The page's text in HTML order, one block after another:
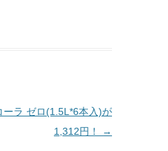
ーラ ゼロ(1.5L*6本入)が
1,312円！
→